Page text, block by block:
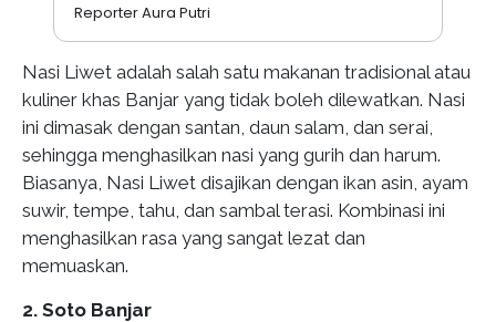
Reporter Aura Putri
Nasi Liwet adalah salah satu makanan tradisional atau
kuliner khas Banjar yang tidak boleh dilewatkan. Nasi
ini dimasak dengan santan, daun salam, dan serai,
sehingga menghasilkan nasi yang gurih dan harum.
Biasanya, Nasi Liwet disajikan dengan ikan asin, ayam
suwir, tempe, tahu, dan sambal terasi. Kombinasi ini
menghasilkan rasa yang sangat lezat dan
memuaskan.
2. Soto Banjar